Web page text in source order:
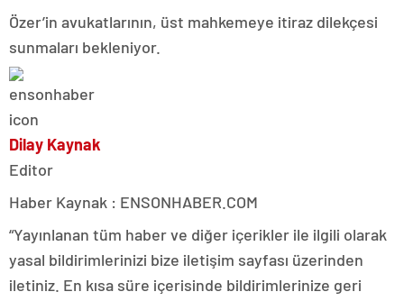
Özer’in avukatlarının, üst mahkemeye itiraz dilekçesi
sunmaları bekleniyor.
Dilay Kaynak
Editor
Haber Kaynak : ENSONHABER.COM
“Yayınlanan tüm haber ve diğer içerikler ile ilgili olarak
yasal bildirimlerinizi bize iletişim sayfası üzerinden
iletiniz. En kısa süre içerisinde bildirimlerinize geri